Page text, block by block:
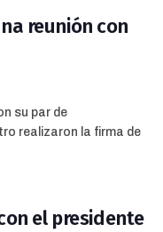
reunión con
su par de
realizaron la firma de
el presidente